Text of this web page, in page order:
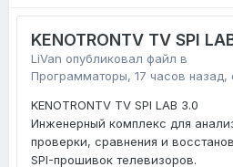
KENOTRONTV TV SPI
LiVan опубликовал файл в
Программаторы, 17 часов назад,
KENOTRONTV TV SPI LAB 3.0
Инженерный комплекс для
проверки, сравнения и
SPI-прошивок телевизоров.